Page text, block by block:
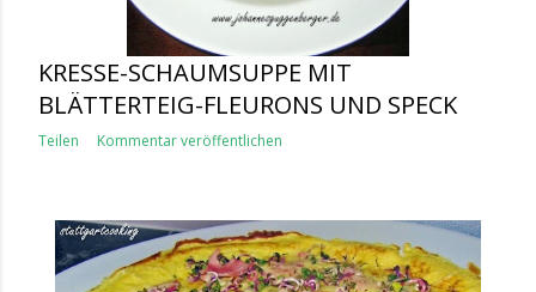
KRESSE-SCHAUMSUPPE MIT
BLÄTTERTEIG-FLEURONS UND SPECK
Teilen Kommentar veröffentlichen